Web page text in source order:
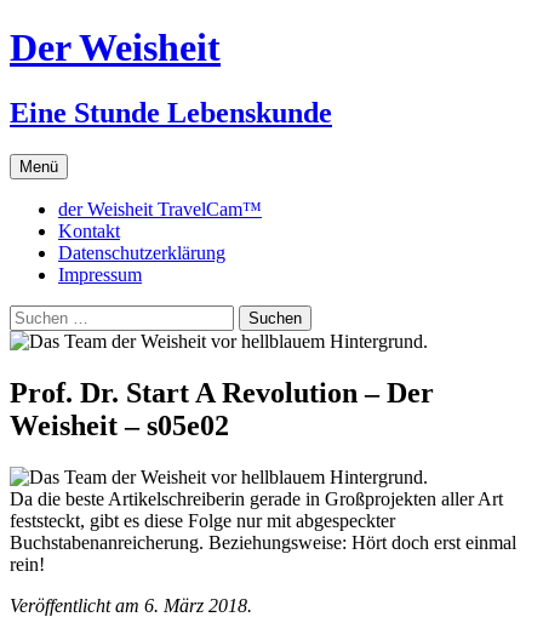
Zum
Inhalt
Der Weisheit
Eine Stunde Lebenskunde
Menü
der Weisheit TravelCam™
Kontakt
Datenschutzerklärung
Impressum
Suchen
nach:
Prof. Dr. Start A Revolution – Der
Weisheit – s05e02
Da die beste Artikelschreiberin gerade in Großprojekten aller Art
feststeckt, gibt es diese Folge nur mit abgespeckter
Buchstabenanreicherung. Beziehungsweise: Hört doch erst einmal
rein!
Veröffentlicht am 6. März 2018.